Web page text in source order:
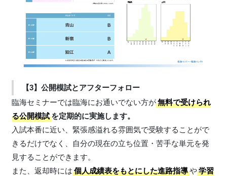
【3】公開模試とアフターフォロー
臨海セミナーでは臨海にお通いでない方が無料で受けられ
る公開模試を定期的に実施します。
入試本番に近い、緊張感溢れる雰囲気で受験することがで
きるだけでなく、自分の現在の立ち位置・苦手な単元を発
見することができます。
また、返却時には 個人成績表をもとにした進路指導や学習